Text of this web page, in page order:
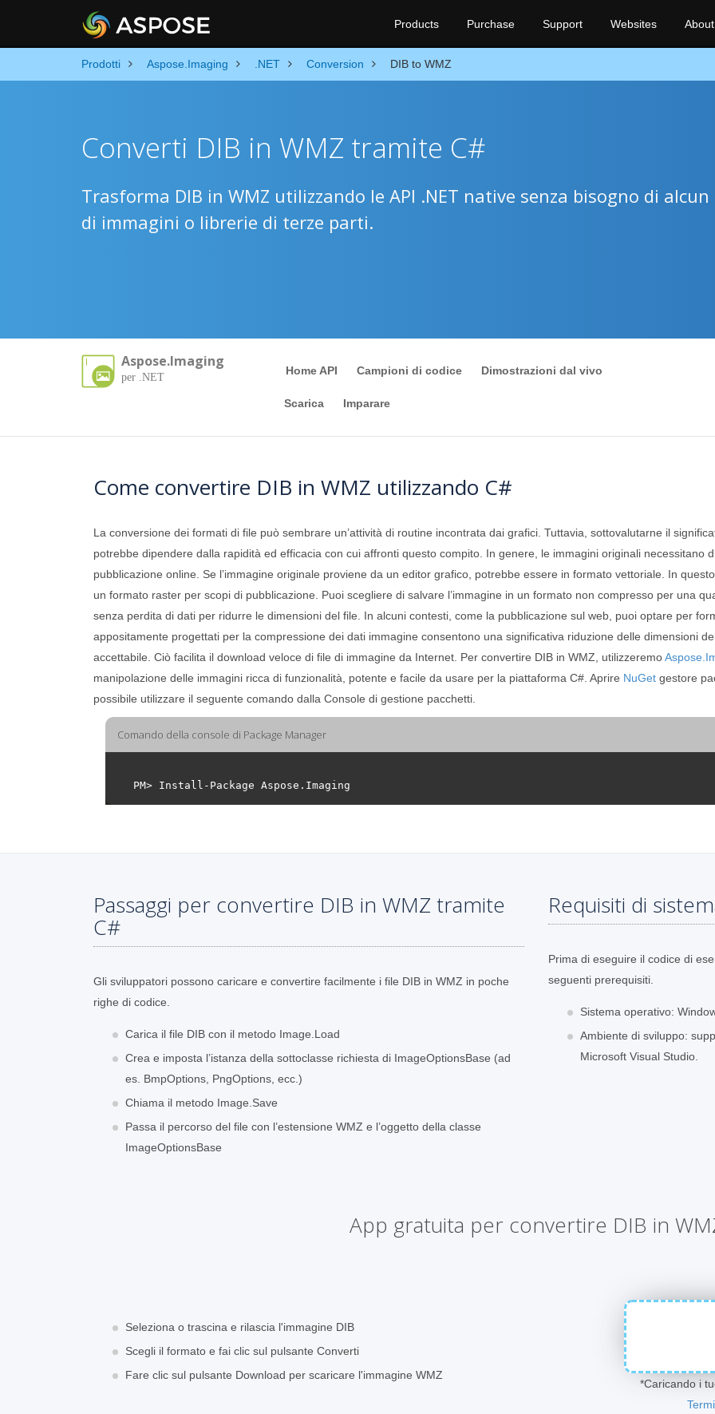
Products Purchase Support Websites About
Prodotti Aspose.Imaging .NET Conversion DIB to WMZ
Converti DIB in WMZ tramite C#
Trasforma DIB in WMZ utilizzando le API .NET native senza bisogno di
di immagini o librerie di terze parti.
Aspose.Imaging
per .NET
Home API Campioni di codice Dimostrazioni dal vivo
Scarica Imparare
Come convertire DIB in WMZ utilizzando C#
La conversione dei formati di file può sembrare un’attività di routine incontrata dai grafici. Tuttavia, sottovalutarne il
potrebbe dipendere dalla rapidità ed efficacia con cui affronti questo compito. In genere, le immagini originali necessitano
pubblicazione online. Se l’immagine originale proviene da un editor grafico, potrebbe essere in formato vettoriale. In
un formato raster per scopi di pubblicazione. Puoi scegliere di salvare l’immagine in un formato non compresso per una
senza perdita di dati per ridurre le dimensioni del file. In alcuni contesti, come la pubblicazione sul web, puoi optare per
appositamente progettati per la compressione dei dati immagine consentono una significativa riduzione delle dimensioni
accettabile. Ciò facilita il download veloce di file di immagine da Internet. Per convertire DIB in WMZ, utilizzeremo
manipolazione delle immagini ricca di funzionalità, potente e facile da usare per la piattaforma C#. Aprire NuGet gestore
possibile utilizzare il seguente comando dalla Console di gestione pacchetti.
Comando della console di Package Manager
Passaggi per convertire DIB in WMZ tramite
C#
Gli sviluppatori possono caricare e convertire facilmente i file DIB in WMZ in poche
righe di codice.
Carica il file DIB con il metodo Image.Load
Crea e imposta l’istanza della sottoclasse richiesta di ImageOptionsBase (ad
es. BmpOptions, PngOptions, ecc.)
Chiama il metodo Image.Save
Passa il percorso del file con l’estensione WMZ e l’oggetto della classe
ImageOptionsBase
Requisiti di
Prima di eseguire il codice di
seguenti prerequisiti.
Sistema operativo:
Ambiente di sviluppo:
Microsoft Visual Studio.
App gratuita per convertire DIB in
Seleziona o trascina e rilascia l'immagine DIB
Scegli il formato e fai clic sul pulsante Converti
Fare clic sul pulsante Download per scaricare l'immagine WMZ
*Caricando i